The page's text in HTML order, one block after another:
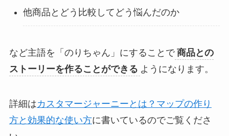
他商品とどう比較してどう悩んだのか
など主語を「のりちゃん」にすることで 商品との
ストーリーを作ることができる ようになります。
詳細はカスタマージャーニーとは？マップの作り
方と効果的な使い方に書いているのでご覧くださ